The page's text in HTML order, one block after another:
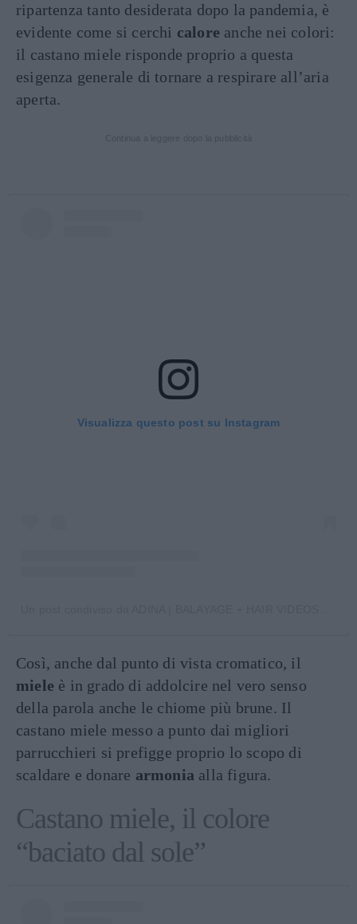
ripartenza tanto desiderata dopo la pandemia, è
evidente come si cerchi calore anche nei colori:
il castano miele risponde proprio a questa
esigenza generale di tornare a respirare all’aria
aperta.
Visualizza questo post su Instagram
Così, anche dal punto di vista cromatico, il
miele è in grado di addolcire nel vero senso
della parola anche le chiome più brune. Il
castano miele messo a punto dai migliori
parrucchieri si prefigge proprio lo scopo di
scaldare e donare armonia alla figura.
Castano miele, il colore
“baciato dal sole”